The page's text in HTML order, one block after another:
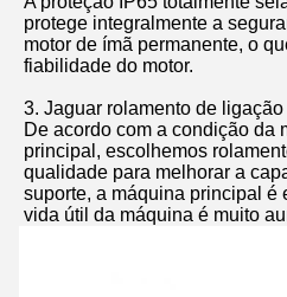
protege integralmente a
motor de ímã permanente, o
fiabilidade do motor.
3. Jaguar rolamento de
De acordo com a condição da
principal, escolhemos
qualidade para melhorar a
suporte, a máquina principal é
vida útil da máquina é muito